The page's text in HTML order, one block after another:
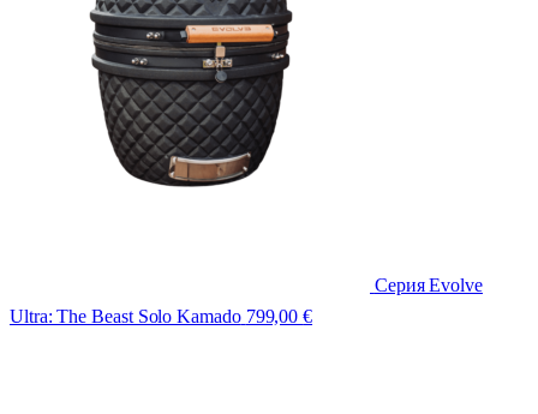
Серия Evolve
Ultra: The Beast Solo Kamado 799,00€